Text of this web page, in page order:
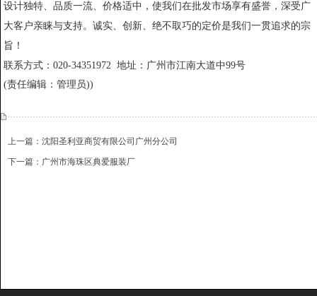
设计独特、品质一流、价格适中，使我们在批发市场享有盛誉，深受广
大客户亲睐与支持。诚实、创新、绝不取巧的定价是我们一贯追求的宗
旨！
联系方式： 020-34351972 地址：广州市江南大道中99号
(责任编辑：管理员))
上一篇：沈阳圣利亚商贸有限公司广州分公司
下一篇：广州市海珠区典爱服装厂